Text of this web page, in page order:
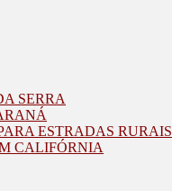
SERRA
ESTRADAS RURAIS
CALIFÓRNIA